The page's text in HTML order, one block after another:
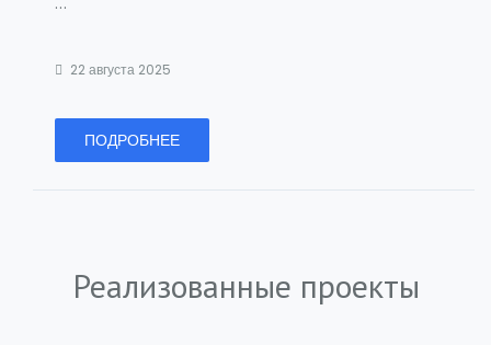
22 августа 2025
ПОДРОБНЕЕ
Реализованные проекты